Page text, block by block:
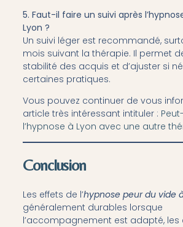
5. Faut-il faire un suivi après
Lyon ?
Un suivi léger est recommandé,
mois suivant la thérapie. Il permet
stabilité des acquis et d’ajuster si
certaines pratiques.
Vous pouvez continuer de vous
article très intéressant intituler :
l’hypnose à Lyon avec une autre
Conclusion
Les effets de l’hypnose peur du vide
généralement durables lorsque
l’accompagnement est adapté, les